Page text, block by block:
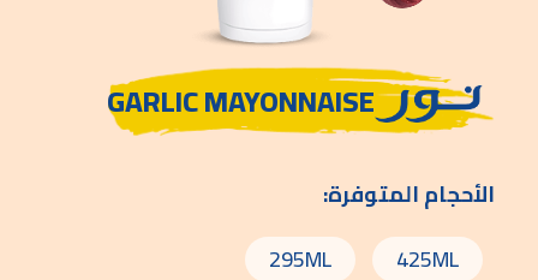
GARLIC MAYONNAISE
الأحجام المتوفرة:
425ML
295ML